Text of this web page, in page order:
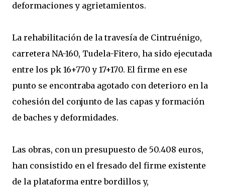
deformaciones y agrietamientos.
La rehabilitación de la travesía de Cintruénigo,
carretera NA-160, Tudela-Fitero, ha sido ejecutada
entre los pk 16+770 y 17+170. El firme en ese
punto se encontraba agotado con deterioro en la
cohesión del conjunto de las capas y formación
de baches y deformidades.
Las obras, con un presupuesto de 50.408 euros,
han consistido en el fresado del firme existente
de la plataforma entre bordillos y,